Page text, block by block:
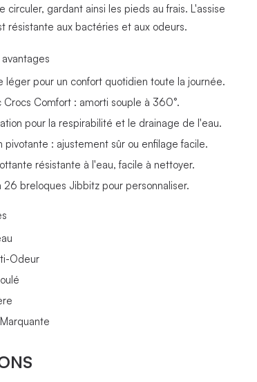
circuler, gardant ainsi les pieds au frais. L'assise
résistante aux bactéries et aux odeurs.
léger pour un confort quotidien toute la journée.
Crocs Comfort : amorti souple à 360°.
pour la respirabilité et le drainage de l'eau.
pivotante : ajustement sûr ou enfilage facile.
résistante à l'eau, facile à nettoyer.
26 breloques Jibbitz pour personnaliser.
Odeur